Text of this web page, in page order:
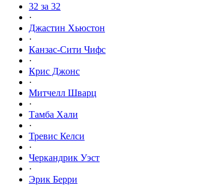
32 за 32
·
Джастин Хьюстон
·
Канзас-Сити Чифс
·
Крис Джонс
·
Митчелл Шварц
·
Тамба Хали
·
Тревис Келси
·
Черкандрик Уэст
·
Эрик Берри